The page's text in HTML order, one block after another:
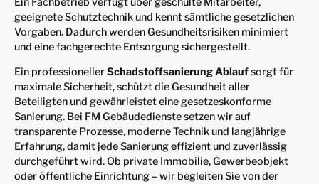
geeignete Schutztechnik und kennt sämtliche gesetzlichen
Vorgaben. Dadurch werden Gesundheitsrisiken minimiert
und eine fachgerechte Entsorgung sichergestellt.
Ein professionellerSchadstoffsanierung Ablaufsorgt für
maximale Sicherheit, schützt die Gesundheit aller
Beteiligten und gewährleistet eine gesetzeskonforme
Sanierung. Bei FM Gebäudedienste setzen wir auf
transparente Prozesse, moderne Technik und langjährige
Erfahrung, damit jede Sanierung effizient und zuverlässig
durchgeführt wird. Ob private Immobilie, Gewerbeobjekt
oder öffentliche Einrichtung – wir begleiten Sie von der